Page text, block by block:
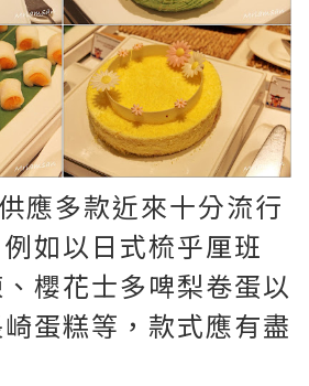
應多款近來十分流行
如以日式梳乎厘班
櫻花士多啤梨卷蛋以
蛋糕等，款式應有盡